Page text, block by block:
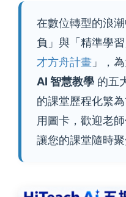
在數位轉型的浪
負」與「精準學
才方舟計畫 」，
AI 智慧教學 的五
的課堂歷程化繁
用圖卡，歡迎老
讓您的課堂隨時